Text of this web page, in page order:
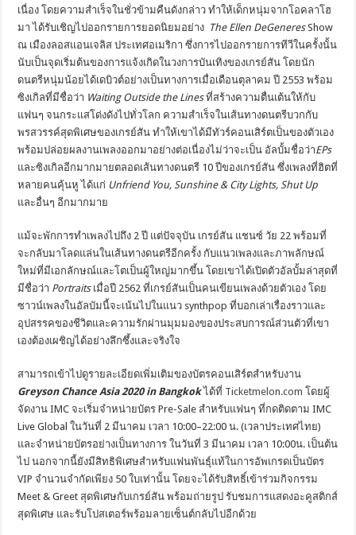
เนื่อง โดยความสำเร็จในชั่วข้ามคืนดังกล่าว ทำให้เด็กหนุ่มจากโอคลาโฮ
มา ได้รับเชิญไปออกรายการยอดนิยมอย่าง The Ellen DeGeneresShow
ณ เมืองลอสแอนเจลิส ประเทศอเมริกา ซึ่งการไปออกรายการทีวีในครั้งนั้น
นับเป็นจุดเริ่มต้นของการแจ้งเกิดในวงการบันเทิงของเกรย์สัน โดยนัก
ดนตรีหนุ่มน้อยได้เดบิวต์อย่างเป็นทางการเมื่อเดือนตุลาคม ปี 2553 พร้อม
ซิงเกิลที่มีชื่อว่า Waiting Outside the Linesที่สร้างความตื่นเต้นให้กับ
แฟนๆ จนกระแสโด่งดังไปทั่วโลก ความสำเร็จในเส้นทางดนตรีบวกกับ
พรสวรรค์สุดพิเศษของเกรย์สัน ทำให้เขาได้มีทัวร์คอนเสิร์ตเป็นของตัวเอง
พร้อมปล่อยผลงานเพลงออกมาอย่างต่อเนื่องไม่ว่าจะเป็น อัลบั้มชื่อว่าEPs
และซิงเกิลอีกมากมายตลอดเส้นทางดนตรี 10 ปีของเกรย์สัน ซึ่งเพลงที่ฮิตที่
หลายคนคุ้นหู ได้แก่ Unfriend You, Sunshine & City Lights, Shut Up
และอื่นๆ อีกมากมาย
แม้จะพักการทำเพลงไปถึง 2 ปี แต่ปัจจุบัน เกรย์สัน แชนซ์ วัย 22 พร้อมที่
จะกลับมาโลดแล่นในเส้นทางดนตรีอีกครั้ง กับแนวเพลงและภาพลักษณ์
ใหม่ที่มีเอกลักษณ์และโตเป็นผู้ใหญ่มากขึ้น โดยเขาได้เปิดตัวอัลบั้มล่าสุดที่
มีชื่อว่า Portraits เมื่อปี 2562 ที่เกรย์สันเป็นคนเขียนเพลงด้วยตัวเอง โดย
ซาวน์เพลงในอัลบัมนี้จะเน้นไปในแนว synthpop ที่บอกเล่าเรื่องราวและ
อุปสรรคของชีวิตและความรักผ่านมุมมองของประสบการณ์ส่วนตัวที่เขา
เองต้องเผชิญได้อย่างลึกซึ้งและจริงใจ
สามารถเข้าไปดูรายละเอียดเพิ่มเติมของบัตรคอนเสิร์ตสำหรับงาน
Greyson Chance Asia 2020 in Bangkokได้ที่ Ticketmelon.com โดยผู้
จัดงาน IMC จะเริ่มจำหน่ายบัตร Pre-Sale สำหรับแฟนๆ ที่กดติดตาม IMC
Live Global ในวันที่ 2 มีนาคม เวลา 10:00–22:00 น. (เวลาประเทศไทย)
และจำหน่ายบัตรอย่างเป็นทางการ ในวันที่ 3 มีนาคม เวลา 10:00น. เป็นต้น
ไป นอกจากนี้ยังมีสิทธิพิเศษสำหรับแฟนพันธุ์แท้ในการอัพเกรดเป็นบัตร
VIP จำนวนจำกัดเพียง 50 ใบเท่านั้น โดยจะได้รับสิทธิ์เข้าร่วมกิจกรรม
Meet & Greet สุดพิเศษกับเกรย์สัน พร้อมถ่ายรูป รับชมการแสดงอะคูสติกส์
สุดพิเศษ และรับโปสเตอร์พร้อมลายเซ็นต์กลับไปอีกด้วย